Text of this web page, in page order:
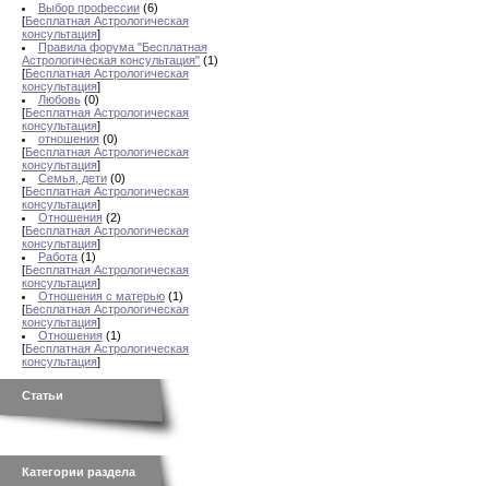
Выбор профессии (6)
[Бесплатная Астрологическая
консультация]
Правила форума "Бесплатная
Астрологическая консультация" (1)
[Бесплатная Астрологическая
консультация]
Любовь (0)
[Бесплатная Астрологическая
консультация]
отношения (0)
[Бесплатная Астрологическая
консультация]
Семья, дети (0)
[Бесплатная Астрологическая
консультация]
Отношения (2)
[Бесплатная Астрологическая
консультация]
Работа (1)
[Бесплатная Астрологическая
консультация]
Отношения с матерью (1)
[Бесплатная Астрологическая
консультация]
Отношения (1)
[Бесплатная Астрологическая
консультация]
Статьи
Категории раздела